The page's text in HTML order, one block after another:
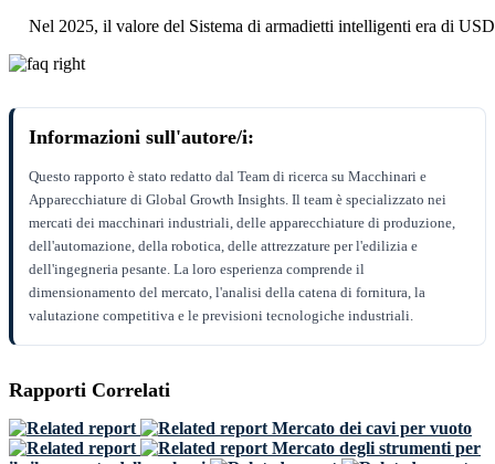
Nel 2025, il valore del Sistema di armadietti intelligenti era di
Informazioni sull'autore/i:
Questo rapporto è stato redatto dal Team di ricerca su Macchinari e
Apparecchiature di Global Growth Insights. Il team è specializzato nei
mercati dei macchinari industriali, delle apparecchiature di produzione,
dell'automazione, della robotica, delle attrezzature per l'edilizia e
dell'ingegneria pesante. La loro esperienza comprende il
dimensionamento del mercato, l'analisi della catena di fornitura, la
valutazione competitiva e le previsioni tecnologiche industriali.
Rapporti Correlati
Mercato dei cavi per vuoto
Mercato degli strumenti per